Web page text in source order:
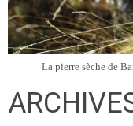
La pierre sèche de